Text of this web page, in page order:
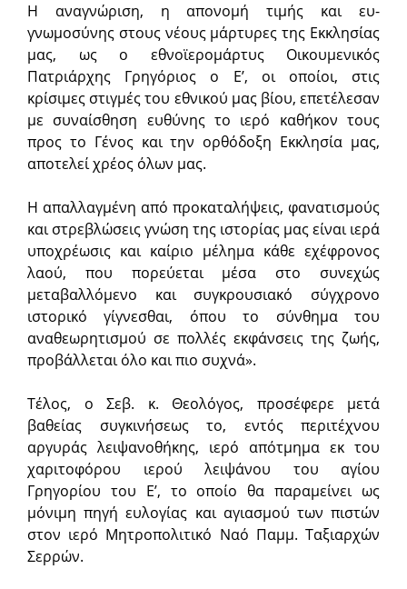
Η αναγνώριση, η απονομή τιμής και ευ­
γνωμοσύνης στους νέους μάρτυρες της Εκκλησίας
μας, ως ο εθνοϊερομάρτυς Οικουμενικός
Πατριάρχης Γρηγόριος ο Ε’, οι οποίοι, στις
κρίσιμες στιγμές του εθνικού μας βίου, επετέλεσαν
με συναίσθηση ευθύνης το ιερό καθήκον τους
προς το Γένος και την ορθό­δοξη Εκκλησία μας,
αποτελεί χρέος όλων μας.
Η απαλλαγμένη από προκαταλήψεις, φανα­τισμούς
και στρεβλώσεις γνώση της ιστορίας μας είναι ιερά
υποχρέωσις και καίριο μέλημα κάθε εχέφρονος
λαού, που πορεύεται μέσα στο συνε­χώς
μεταβαλλόμενο και συγκρουσιακό σύγχρονο
ιστορικό γίγνεσθαι, όπου το σύνθημα του
αναθεωρητισμού σε πολλές εκφάνσεις της ζωής,
προβάλλεται όλο και πιο συχνά».
Τέλος, ο Σεβ. κ. Θεολόγος, προσέφερε μετά
βαθείας συγκινήσεως το, εντός περιτέχνου
αργυράς λειψανοθήκης, ιερό απότμημα εκ του
χαριτοφόρου ιερού λειψάνου του αγίου
Γρηγορίου του Ε’, το οποίο θα παραμείνει ως
μόνιμη πηγή ευλογίας και αγιασμού των πιστών
στον ιερό Μητροπολιτικό Ναό Παμμ. Ταξιαρχών
Σερρών.